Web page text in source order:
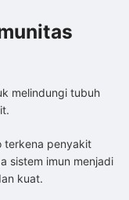
melindungi tubuh
terkena penyakit
sistem imun menjadi
kuat.